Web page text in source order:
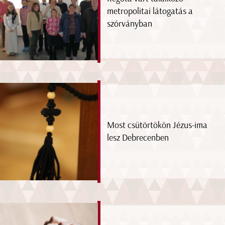
metropolitai látogatás a
szórványban
Most csütörtökön Jézus-ima
lesz Debrecenben